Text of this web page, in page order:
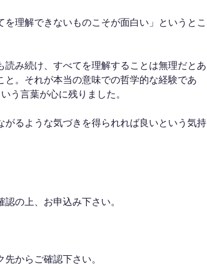
を理解できないものこそが面白い」というとこ
み続け、すべてを理解することは無理だとあ
。それが本当の意味での哲学的な経験であ
う言葉が心に残りました。
るような気づきを得られれば良いという気持
の上、お申込み下さい。
からご確認下さい。